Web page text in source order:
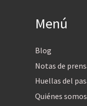
Menú
Blog
Notas de
Huellas del
Quiénes somos